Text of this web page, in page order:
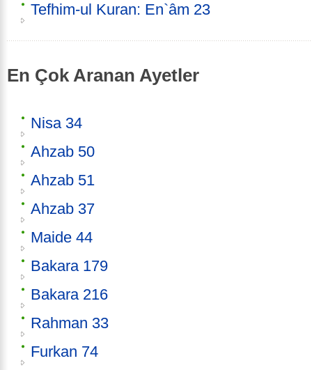
Tefhim-ul Kuran: En`âm 23
En Çok Aranan Ayetler
Nisa 34
Ahzab 50
Ahzab 51
Ahzab 37
Maide 44
Bakara 179
Bakara 216
Rahman 33
Furkan 74